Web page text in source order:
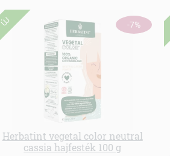
-7%
ÚJ
Herbatint vegetal color neutral
cassia hajfesték 100 g